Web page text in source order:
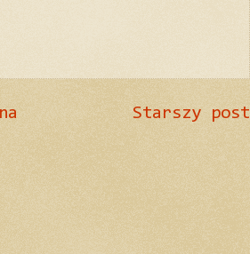
Starszy post